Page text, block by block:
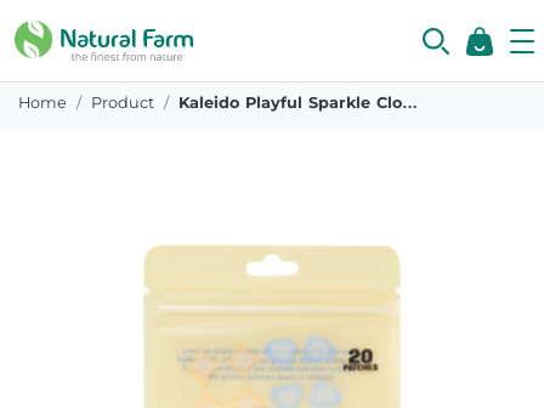
Home Product Kaleido Playful Sparkle Cloud